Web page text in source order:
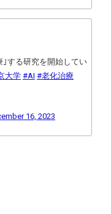
する研究を開始してい
大学 #AI #老化治療
16, 2023